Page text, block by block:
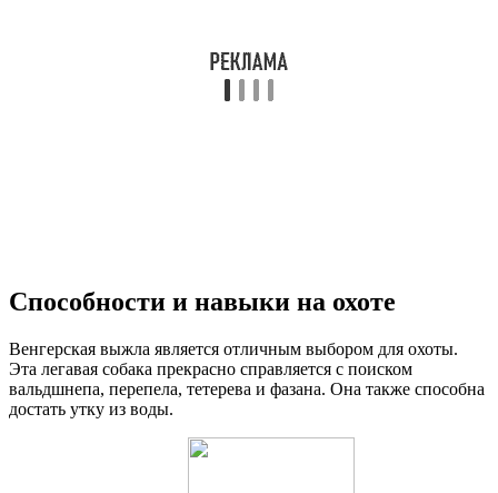
Способности и навыки на охоте
Венгерская выжла является отличным выбором для охоты.
Эта легавая собака прекрасно справляется с поиском
вальдшнепа, перепела, тетерева и фазана. Она также способна
достать утку из воды.